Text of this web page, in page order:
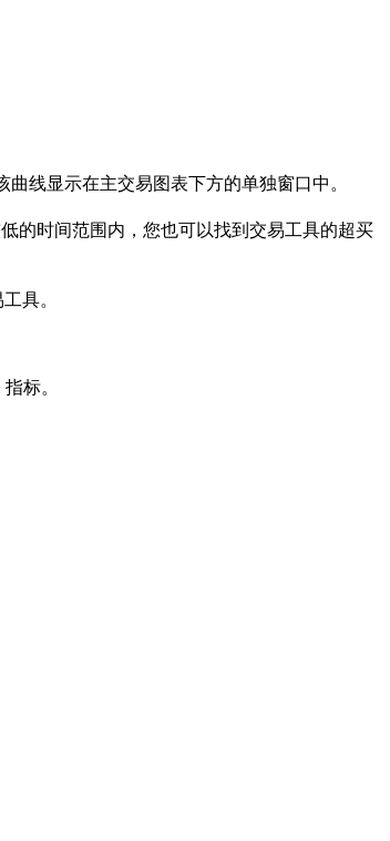
线显示在主交易图表下方的单独窗口中。
的时间范围内，您也可以找到交易工具的超买
具。
标。